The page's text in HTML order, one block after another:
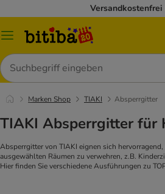
Versandkostenfrei
Menü
Suchen
Marken Shop TIAKI Absperrgitter
TIAKI Absperrgitter für
Absperrgitter von TIAKI eignen sich
ausgewählten Räumen zu verwehren, z.B.
Hier finden Sie verschiedene Ausführungen zu